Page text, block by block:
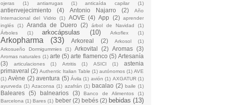
ojeras
(1) antiarrugas (1) anticaída capilar (1)
antienvejecimiento (4) Antonio Najarro (2)
Año
Internacional del Vidrio
(1) AOVE (4) App (2) aprender
inglés
(1) Aranda de Duero (2) árbol de Navidad
(1)
Árboles
(1) arkocápsulas (10) Arkoflex (1)
Arkopharma (33) Arkoreal (2) Arkosol
(1)
Arkosueño Dormigummies
(1) Arkovital (2) Aromas (3)
Aromas naturales (1) arte (5) arte flamenco (5) Artesanía
(3)
articulaciones (1) Artritis (1) ASICI (1)
astenia
primaveral (2) Authentic Italian Table (1) autónomos (1) AVE
(1) Avène (2) aventura (5) Ávila (1) avión (1) AXGATUR (1)
ayurveda (1) Azaconsa (1) azafrán (1) bacalao (2) baile (1)
Baleares (5) balnearios (3) Banco de Alimentos
(1)
Barcelona (1) Bares (1) beber (2) bebés (2) bebidas (13)